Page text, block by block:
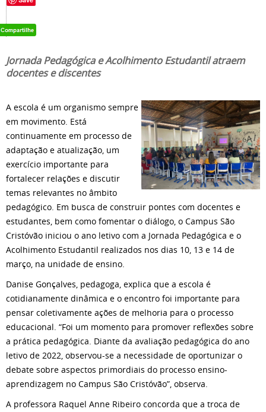
Jornada Pedagógica e Acolhimento Estudantil atraem
docentes e discentes
A escola é um organismo sempre
em movimento. Está
continuamente em processo de
adaptação e atualização, um
exercício importante para
fortalecer relações e discutir
temas relevantes no âmbito
pedagógico. Em busca de construir pontes com docentes e
estudantes, bem como fomentar o diálogo, o Campus São
Cristóvão iniciou o ano letivo com a Jornada Pedagógica e o
Acolhimento Estudantil realizados nos dias 10, 13 e 14 de
março, na unidade de ensino.
Danise Gonçalves, pedagoga, explica que a escola é
cotidianamente dinâmica e o encontro foi importante para
pensar coletivamente ações de melhoria para o processo
educacional. “Foi um momento para promover reflexões sobre
a prática pedagógica. Diante da avaliação pedagógica do ano
letivo de 2022, observou-se a necessidade de oportunizar o
debate sobre aspectos primordiais do processo ensino-
aprendizagem no Campus São Cristóvão”, observa.
A professora Raquel Anne Ribeiro concorda que a troca de